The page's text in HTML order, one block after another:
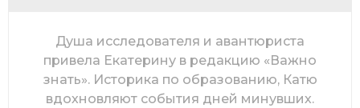
Душа исследователя и авантюриста
привела Екатерину в редакцию «Важно
знать». Историка по образованию, Катю
вдохновляют события дней минувших.